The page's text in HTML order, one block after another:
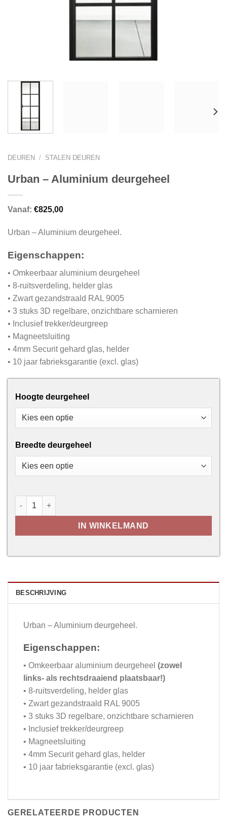
DEUREN / STALEN DEUREN
Urban – Aluminium deurgeheel
Vanaf: €825,00
Urban – Aluminium deurgeheel.
Eigenschappen:
• Omkeerbaar aluminium deurgeheel
• 8-ruitsverdeling, helder glas
• Zwart gezandstraald RAL 9005
• 3 stuks 3D regelbare, onzichtbare scharnieren
• Inclusief trekker/deurgreep
• Magneetsluiting
• 4mm Securit gehard glas, helder
• 10 jaar fabrieksgarantie (excl. glas)
Hoogte deurgeheel
Breedte deurgeheel
Urban - Aluminium deurgeheel aantal
IN WINKELMAND
BESCHRIJVING
Urban – Aluminium deurgeheel.
Eigenschappen:
• Omkeerbaar aluminium deurgeheel (zowel
links- als rechtsdraaiend plaatsbaar!)
• 8-ruitsverdeling, helder glas
• Zwart gezandstraald RAL 9005
• 3 stuks 3D regelbare, onzichtbare scharnieren
• Inclusief trekker/deurgreep
• Magneetsluiting
• 4mm Securit gehard glas, helder
• 10 jaar fabrieksgarantie (excl. glas)
GERELATEERDE PRODUCTEN